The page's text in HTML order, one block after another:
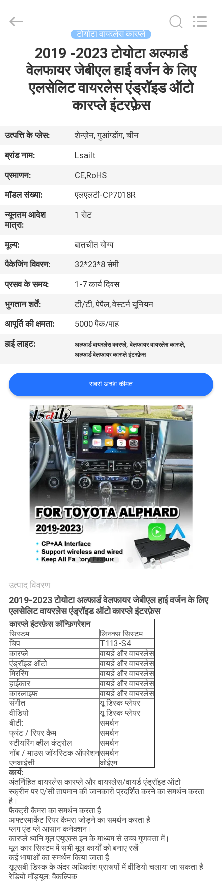
उत्पादों
हमारे
कारखाना
भ्रमण
गुणवत्ता
नियंत्रण
संपर्क
करें
मामलों
साइटमैप
PRIVACY
POLICY
Electron
Co.,Ltd.
टोयोटा वायरलेस कारप्ले
2019 -2023 टोयोटा अल्फार्ड
वेलफायर जेबीएल हाई वर्जन के लिए
एलसेलिट वायरलेस एंड्रॉइड ऑटो
कारप्ले इंटरफ़ेस
उत्पत्ति के प्लेस:
शेन्ज़ेन, गुआंग्डोंग, चीन
ब्रांड नाम:
Lsailt
प्रमाणन:
CE,RoHS
मॉडल संख्या:
एलएलटी-CP7018R
न्यूनतम आदेश
मात्रा:
1 सेट
मूल्य:
बातचीत योग्य
पैकेजिंग विवरण:
32*23*8 सेमी
प्रसव के समय:
1-7 कार्य दिवस
भुगतान शर्तें:
टी/टी, पेपैल, वेस्टर्न यूनियन
आपूर्ति की क्षमता:
5000 पैक/माह
हाई लाइट:
अल्फार्ड वायरलेस कारप्ले,वेलफायर वायरलेस कारप्ले,
अल्फार्ड वेलफायर कारप्ले इंटरफ़ेस
सबसे अच्छी कीमत
उत्पाद विवरण
2019-2023 टोयोटा अल्फार्ड वेलफायर जेबीएल हाई वर्जन के लिए
एलसेलिट वायरलेस एंड्रॉइड ऑटो कारप्ले इंटरफ़ेस
कारप्ले इंटरफ़ेस कॉन्फ़िगरेशन
सिस्टम
लिनक्स सिस्टम
चिप
T113-S4
कारप्ले
वायर्ड और वायरलेस
एंड्रॉइड ऑटो
वायर्ड और वायरलेस
मिररिंग
वायर्ड और वायरलेस
हाईकार
वायर्ड और वायरलेस
कारलाइफ
वायर्ड और वायरलेस
संगीत
यू डिस्क प्लेयर
वीडियो
यू डिस्क प्लेयर
बीटी:
समर्थन
फ्रंट / रियर कैम
समर्थन
स्टीयरिंग व्हील कंट्रोल
समर्थन
नॉब / माउस जॉयस्टिक ऑपरेशनसमर्थन
एमआईसी
ओईएम
कार्य:
अंतर्निहित वायरलेस कारप्ले और वायरलेस/वायर्ड एंड्रॉइड ऑटो
स्क्रीन पर ए/सी तापमान की जानकारी प्रदर्शित करने का समर्थन करता
है।
फैक्ट्री कैमरा का समर्थन करता है
आफ्टरमार्केट रियर कैमरा जोड़ने का समर्थन करता है
प्लग एंड प्ले आसान कनेक्शन।
कारप्ले ध्वनि मूल एयूएक्स इन के माध्यम से उच्च गुणवत्ता में।
मूल कार सिस्टम में सभी मूल कार्यों को बनाए रखें
कई भाषाओं का समर्थन किया जाता है
यूएसबी डिस्क के अंदर अधिकांश प्रारूपों में वीडियो चलाया जा सकता है
रेडियो मॉड्यूल: वैकल्पिक